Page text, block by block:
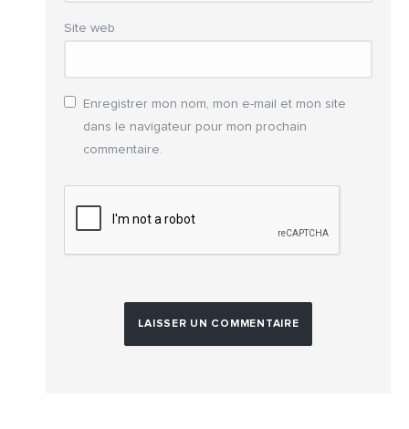
Site web
Enregistrer mon nom, mon e-mail et mon site
dans le navigateur pour mon prochain
commentaire.